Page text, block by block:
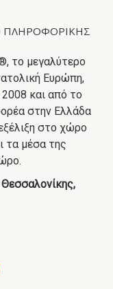
ΠΛΗΡΟΦΟΡΙΚΗΣ
το μεγαλύτερο
Ευρώπη,
και από το
στην Ελλάδα
στο χώρο
τα μέσα της